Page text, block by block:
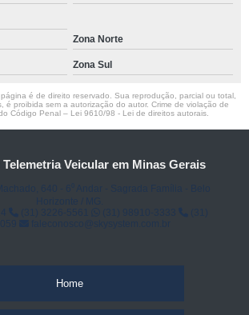
Zona Norte
Zona Sul
é de direito reservado. Sua reprodução, parcial ou total,
é proibida sem a autorização do autor. Crime de violação de
Código Penal – Lei 9610/98 - Lei de direitos autorais
Veicular em Minas Gerais
Home